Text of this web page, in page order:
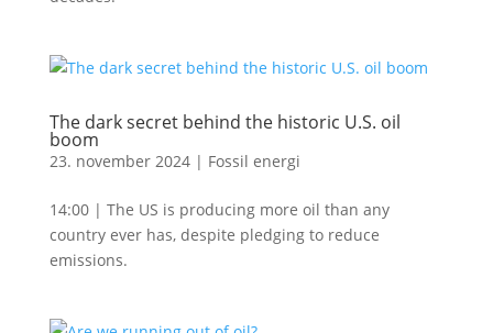
The dark secret behind the historic U.S. oil
boom
23. november 2024| Fossil energi
14:00 | The US is producing more oil than any
country ever has, despite pledging to reduce
emissions.